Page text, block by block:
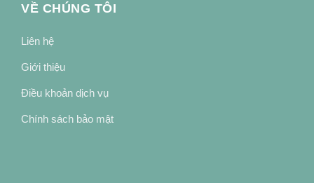
VỀ CHÚNG TÔI
Liên hệ
Giới thiệu
Điều khoản dịch vụ
Chính sách bảo mật